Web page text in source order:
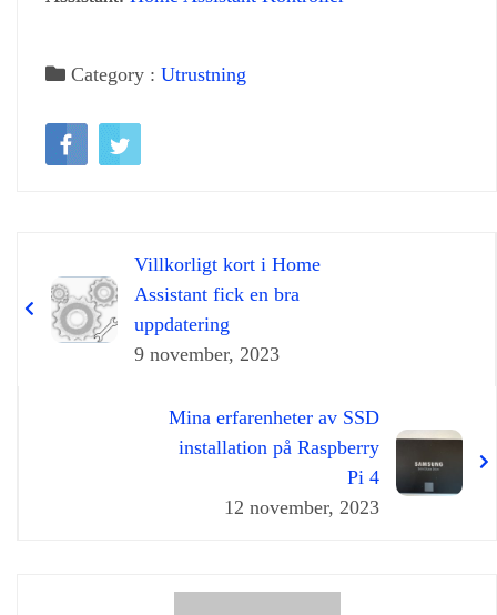
Category : Utrustning
Villkorligt kort i Home
Assistant fick en bra
uppdatering
9 november, 2023
Mina erfarenheter av SSD
installation på Raspberry
Pi 4
12 november, 2023